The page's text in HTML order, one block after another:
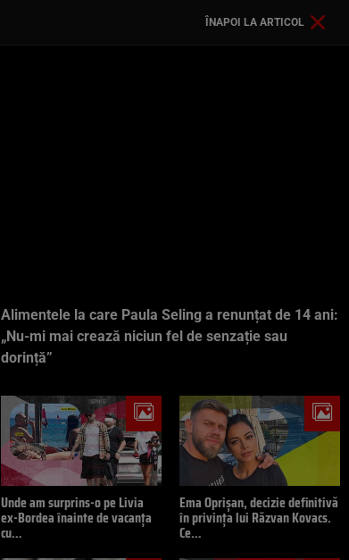
ÎNAPOI LA ARTICOL
Alimentele la care Paula Seling a renunțat de 14 ani:
„Nu-mi mai crează niciun fel de senzație sau
dorință”
Unde am surprins-o pe Livia
ex-Bordea înainte de vacanța
cu…
Ema Oprișan, decizie definitivă
în privința lui Răzvan Kovacs.
Ce…